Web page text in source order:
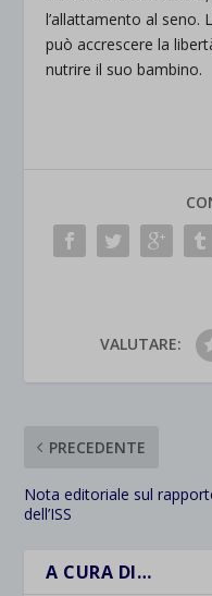
l’allattamento al seno.
può accrescere la
nutrire il suo bambino.
VALUTARE:
PRECEDENTE
Nota editoriale sul
dell’ISS
A CURA DI…